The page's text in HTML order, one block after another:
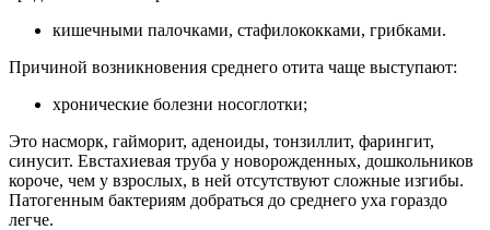
кишечными палочками, стафилококками, грибками.
Причиной возникновения среднего отита чаще выступают:
хронические болезни носоглотки;
Это насморк, гайморит, аденоиды, тонзиллит, фарингит,
синусит. Евстахиевая труба у новорожденных, дошкольников
короче, чем у взрослых, в ней отсутствуют сложные изгибы.
Патогенным бактериям добраться до среднего уха гораздо
легче.